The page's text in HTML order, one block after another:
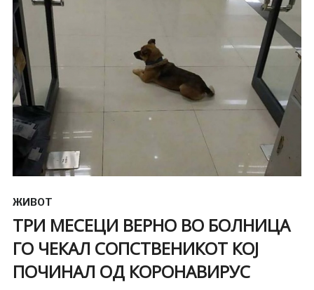
ЖИВОТ
ТРИ МЕСЕЦИ ВЕРНО ВО БОЛНИЦА
ГО ЧЕКАЛ СОПСТВЕНИКОТ КОЈ
ПОЧИНАЛ ОД КОРОНАВИРУС